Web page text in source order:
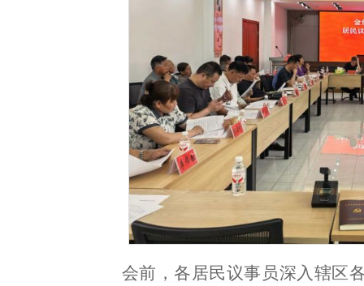
会前，各居民议事员深入辖区